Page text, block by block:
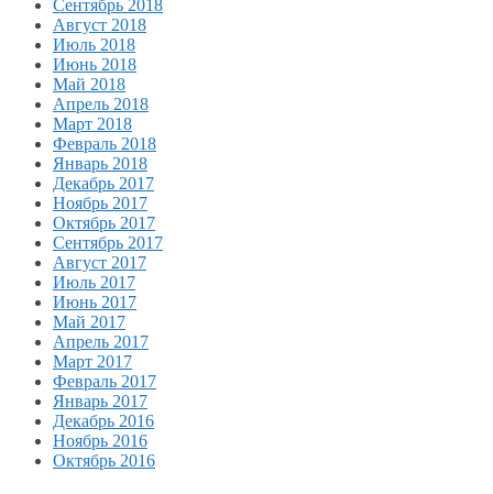
Сентябрь 2018
Август 2018
Июль 2018
Июнь 2018
Май 2018
Апрель 2018
Март 2018
Февраль 2018
Январь 2018
Декабрь 2017
Ноябрь 2017
Октябрь 2017
Сентябрь 2017
Август 2017
Июль 2017
Июнь 2017
Май 2017
Апрель 2017
Март 2017
Февраль 2017
Январь 2017
Декабрь 2016
Ноябрь 2016
Октябрь 2016